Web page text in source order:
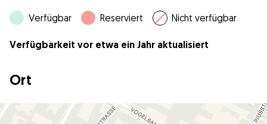
Verfügbar Reserviert Nicht verfügbar
Verfügbarkeit vor etwa ein Jahr aktualisiert
Ort